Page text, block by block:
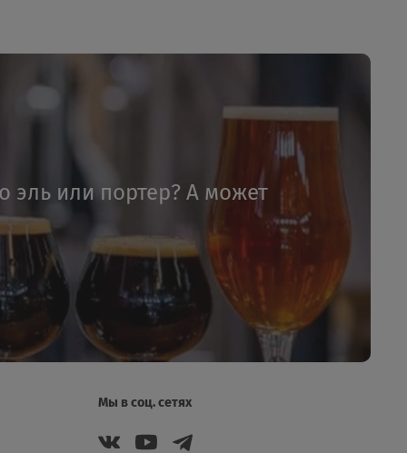
эль или портер? А может
Мы в соц. сетях